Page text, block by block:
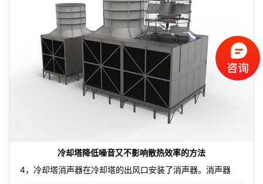
冷却塔降低噪音又不影响散热效率的方法
4，冷却塔消声器在冷却塔的出风口安装了消声器。消声器